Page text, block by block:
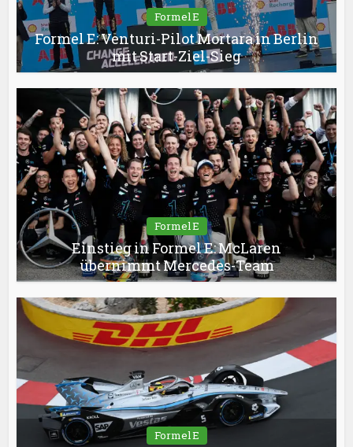
Formel E
Formel E: Venturi-Pilot Mortara in Berlin
mit Start-Ziel-Sieg
Formel E
Einstieg in Formel E: McLaren
übernimmt Mercedes-Team
Formel E